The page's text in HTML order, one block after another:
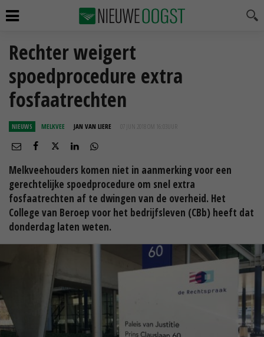
Rechter weigert
spoedprocedure extra
fosfaatrechten
NIEUWS MELKVEE JAN VAN LIERE 07 JUN 2018 OM 16:03
Melkveehouders komen niet in aanmerking voor een
gerechtelijke spoedprocedure om snel extra
fosfaatrechten af te dwingen van de overheid. Het
College van Beroep voor het bedrijfsleven (CBb) heeft dat
donderdag laten weten.